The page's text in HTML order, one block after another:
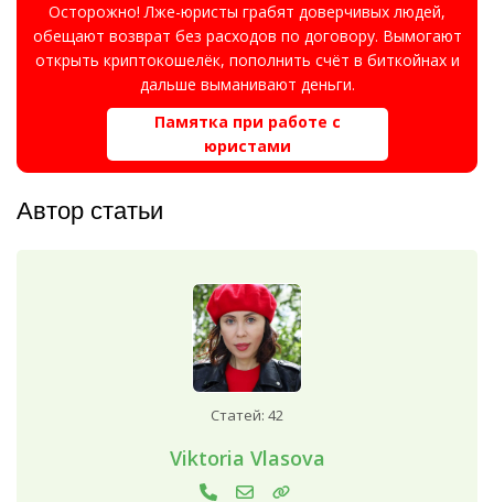
Осторожно! Лже-юристы грабят доверчивых людей,
обещают возврат без расходов по договору. Вымогают
открыть криптокошелёк, пополнить счёт в биткойнах и
дальше выманивают деньги.
Памятка при работе с
юристами
Автор статьи
Статей: 42
Viktoria Vlasova